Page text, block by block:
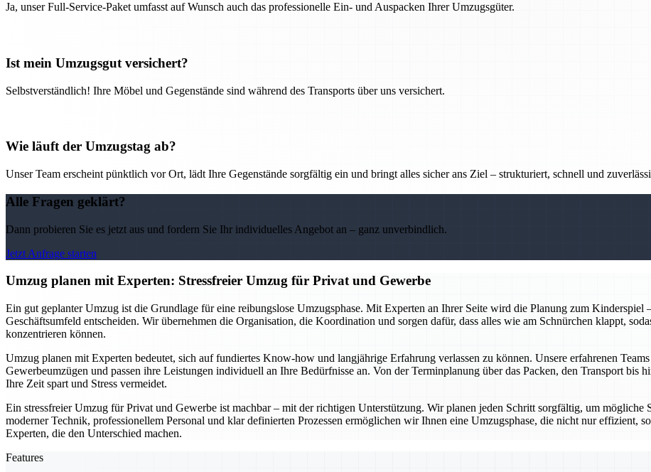
Ja, unser Full-Service-Paket umfasst auf Wunsch auch das professionelle Ein- und Auspacken Ihrer Umzugsgüter.
Ist mein Umzugsgut versichert?
Selbstverständlich! Ihre Möbel und Gegenstände sind während des Transports über uns versichert.
Wie läuft der Umzugstag ab?
Unser Team erscheint pünktlich vor Ort, lädt Ihre Gegenstände sorgfältig ein und bringt alles sicher ans Ziel – strukturiert, schnell und
Alle Fragen geklärt?
Dann probieren Sie es jetzt aus und fordern Sie Ihr individuelles Angebot an – ganz unverbindlich.
Jetzt Anfrage starten
Umzug planen mit Experten: Stressfreier Umzug für Privat und Gewerbe
Ein gut geplanter Umzug ist die Grundlage für eine reibungslose Umzugsphase. Mit Experten an Ihrer Seite wird die Planung zum Kinderspiel
Geschäftsumfeld entscheiden. Wir übernehmen die Organisation, die Koordination und sorgen dafür, dass alles wie am Schnürchen klappt,
konzentrieren können.
Umzug planen mit Experten bedeutet, sich auf fundiertes Know-how und langjährige Erfahrung verlassen zu können. Unsere erfahrenen
Gewerbeumzügen und passen ihre Leistungen individuell an Ihre Bedürfnisse an. Von der Terminplanung über das Packen, den Transport
Ihre Zeit spart und Stress vermeidet.
Ein stressfreier Umzug für Privat und Gewerbe ist machbar – mit der richtigen Unterstützung. Wir planen jeden Schritt sorgfältig, um
moderner Technik, professionellem Personal und klar definierten Prozessen ermöglichen wir Ihnen eine Umzugsphase, die nicht nur effizient,
Experten, die den Unterschied machen.
Features